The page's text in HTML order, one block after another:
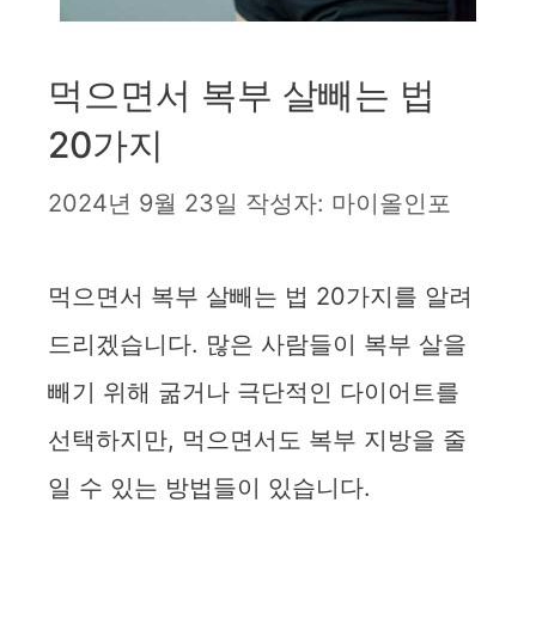
먹으면서 복부 살빼는 법
20가지
2024년 9월 23일 작성자: 마이올인포
먹으면서 복부 살빼는 법 20가지를 알려
드리겠습니다. 많은 사람들이 복부 살을
빼기 위해 굶거나 극단적인 다이어트를
선택하지만, 먹으면서도 복부 지방을 줄
일 수 있는 방법들이 있습니다.